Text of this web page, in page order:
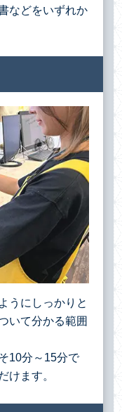
などをいずれか
うにしっかりと
いて分かる範囲
10分～15分で
けます。